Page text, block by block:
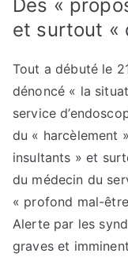
Des «
et surtout «
Tout a débuté le
dénoncé « la
service
du « harcèlement
insultants » et
du médecin du
« profond mal-
Alerte par les
graves et